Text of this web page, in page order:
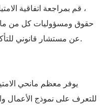
، قم بمراجعة اتفاقية
حقوق ومسؤوليات كل من
عن مستشار قانوني للتأكد من فهمك للشروط قبل التوقيع.
يوفر معظم مانحي
للتعرف على نموذج الأعمال